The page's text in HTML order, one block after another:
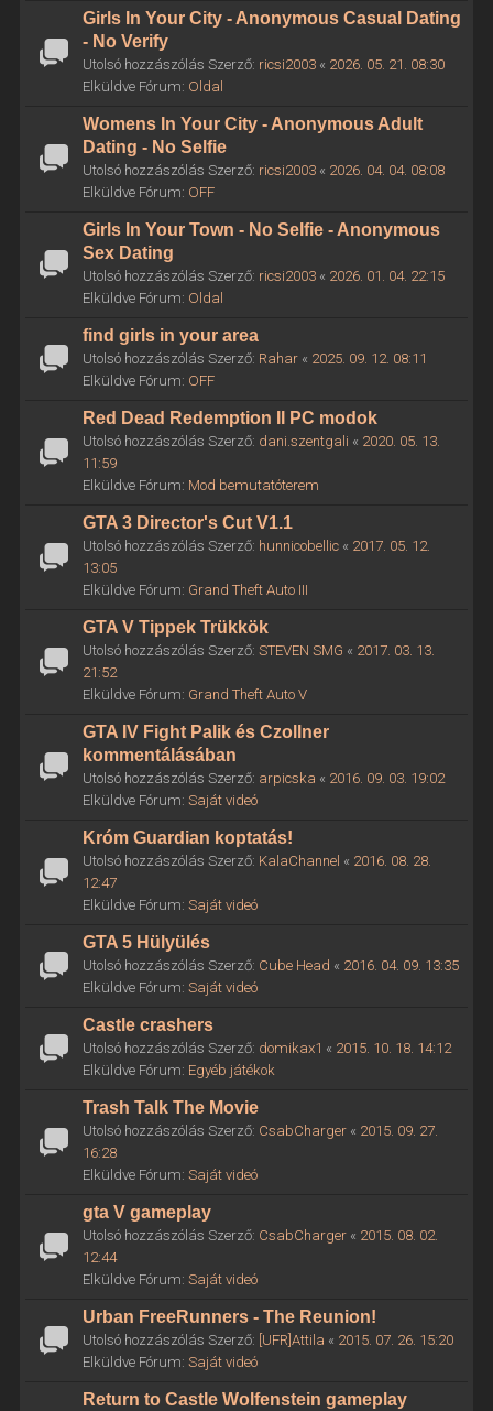
Girls In Your City - Anonymous Casual Dating
- No Verify
Utolsó hozzászólás Szerző: ricsi2003« 2026. 05. 21. 08:30
Elküldve Fórum: Oldal
Womens In Your City - Anonymous Adult
Dating - No Selfie
Utolsó hozzászólás Szerző: ricsi2003« 2026. 04. 04. 08:08
Elküldve Fórum: OFF
Girls In Your Town - No Selfie - Anonymous
Sex Dating
Utolsó hozzászólás Szerző: ricsi2003« 2026. 01. 04. 22:15
Elküldve Fórum: Oldal
find girls in your area
Utolsó hozzászólás Szerző: Rahar« 2025. 09. 12. 08:11
Elküldve Fórum: OFF
Red Dead Redemption II PC modok
Utolsó hozzászólás Szerző: dani.szentgali « 2020. 05. 13.
11:59
Elküldve Fórum: Mod bemutatóterem
GTA 3 Director's Cut V1.1
Utolsó hozzászólás Szerző: hunnicobellic« 2017. 05. 12.
13:05
Elküldve Fórum: Grand Theft Auto III
GTA V Tippek Trükkök
Utolsó hozzászólás Szerző: STEVEN SMG « 2017. 03. 13.
21:52
Elküldve Fórum: Grand Theft Auto V
GTA IV Fight Palik és Czollner
kommentálásában
Utolsó hozzászólás Szerző: arpicska « 2016. 09. 03. 19:02
Elküldve Fórum: Saját videó
Króm Guardian koptatás!
Utolsó hozzászólás Szerző: KalaChannel « 2016. 08. 28.
12:47
Elküldve Fórum: Saját videó
GTA 5 Hülyülés
Utolsó hozzászólás Szerző: Cube Head « 2016. 04. 09. 13:35
Elküldve Fórum: Saját videó
Castle crashers
Utolsó hozzászólás Szerző: domikax1 « 2015. 10. 18. 14:12
Elküldve Fórum: Egyéb játékok
Trash Talk The Movie
Utolsó hozzászólás Szerző: CsabCharger« 2015. 09. 27.
16:28
Elküldve Fórum: Saját videó
gta V gameplay
Utolsó hozzászólás Szerző: CsabCharger« 2015. 08. 02.
12:44
Elküldve Fórum: Saját videó
Urban FreeRunners - The Reunion!
Utolsó hozzászólás Szerző: [UFR]Attila « 2015. 07. 26. 15:20
Elküldve Fórum: Saját videó
Return to Castle Wolfenstein gameplay